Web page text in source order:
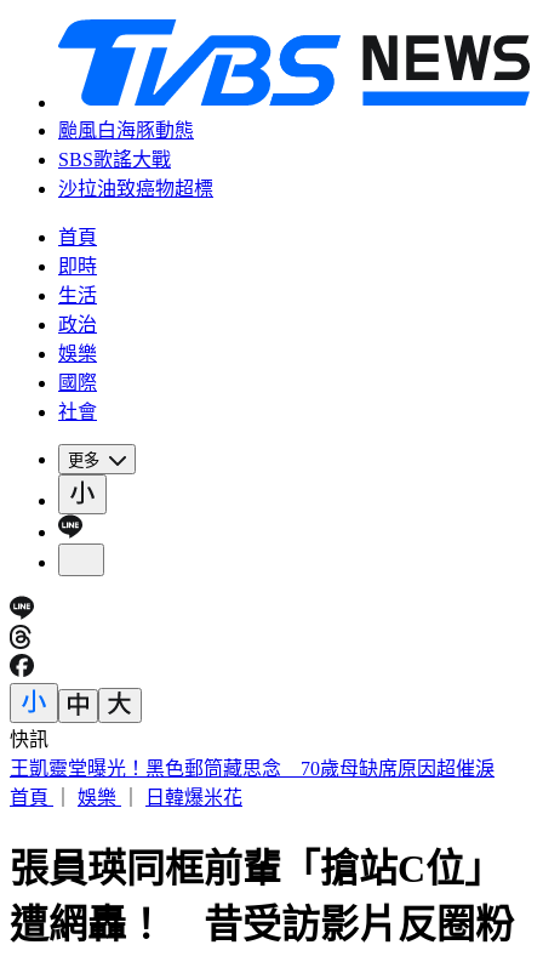
颱風白海豚動態
SBS歌謠大戰
沙拉油致癌物超標
首頁
即時
生活
政治
娛樂
國際
社會
更多
快訊
提醒國一新生守秩序！台中女師遭「掃把刺眼重傷」恐失明
首頁
娛樂 日韓爆米花
張員瑛同框前輩「搶站C位」
遭網轟！ 昔受訪影片反圈粉